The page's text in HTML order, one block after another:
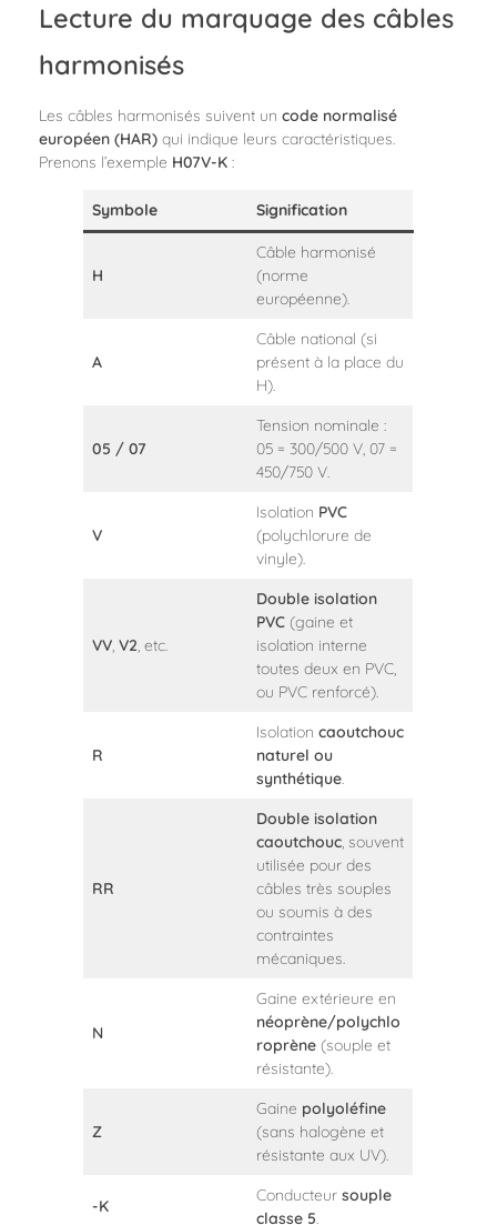
Lecture du marquage des câbles
harmonisés
Les câbles harmonisés suivent un code normalisé
européen (HAR) qui indique leurs caractéristiques.
Prenons l’exemple H07V-K :
Symbole Signification
H
Câble harmonisé
(norme
européenne).
A
Câble national (si
présent à la place du
H).
05 / 07
Tension nominale :
05 = 300/500 V, 07 =
450/750 V.
V
Isolation PVC
(polychlorure de
vinyle).
VV V2 , etc.
Double isolation
PVC (gaine et
isolation interne
toutes deux en PVC,
ou PVC renforcé).
R
Isolation caoutchouc
naturel ou
synthétique
RR
Double isolation
caoutchouc , souvent
utilisée pour des
câbles très souples
ou soumis à des
contraintes
mécaniques.
N
Gaine extérieure en
néoprène/polychlo
roprène (souple et
résistante).
Z
Gaine polyoléfine
(sans halogène et
résistante aux UV).
-K
Conducteur souple
classe 5